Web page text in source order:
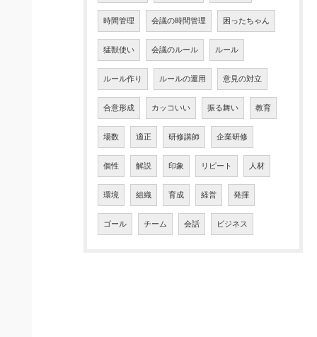
時間管理 会議の時間管理 困ったちゃん
猛獣使い 会議のルール ルール
ルール作り ルールの運用 意見の対立
合意形成 カッコいい 振る舞い 教育
場数 適正 研修講師 企業研修
個性 解説 印象 リピート 人材
環境 組織 育成 経営 発揮
ゴール チーム 会話 ビジネス